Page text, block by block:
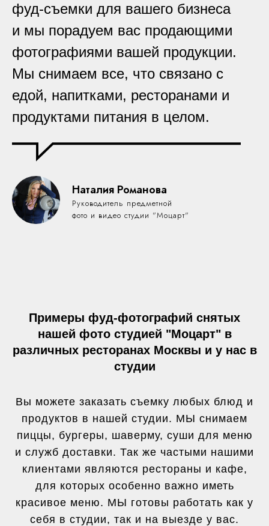
фуд-съемки для вашего бизнеса
и мы порадуем вас продающими
фотографиями вашей продукции.
Мы снимаем все, что связано с
едой, напитками, ресторанами и
продуктами питания в целом.
Наталия Романова
Руководитель предметной
фото и видео студии "Моцарт"
Примеры фуд-фотографий снятых
нашей фото студией "Моцарт" в
различных ресторанах Москвы и у нас в
студии
Вы можете заказать съемку любых блюд и
продуктов в нашей студии. МЫ снимаем
пиццы, бургеры, шаверму, суши для меню
и служб доставки. Так же частыми нашими
клиентами являются рестораны и кафе,
для которых особенно важно иметь
красивое меню. МЫ готовы работать как у
себя в студии, так и на выезде у вас.